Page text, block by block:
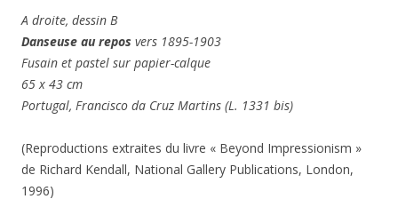
A droite, dessin B
Danseuse au repos vers 1895-1903
Fusain et pastel sur papier-calque
65 x 43 cm
Portugal, Francisco da Cruz Martins (L. 1331 bis)
(Reproductions extraites du livre « Beyond Impressionism »
de Richard Kendall, National Gallery Publications, London,
1996)